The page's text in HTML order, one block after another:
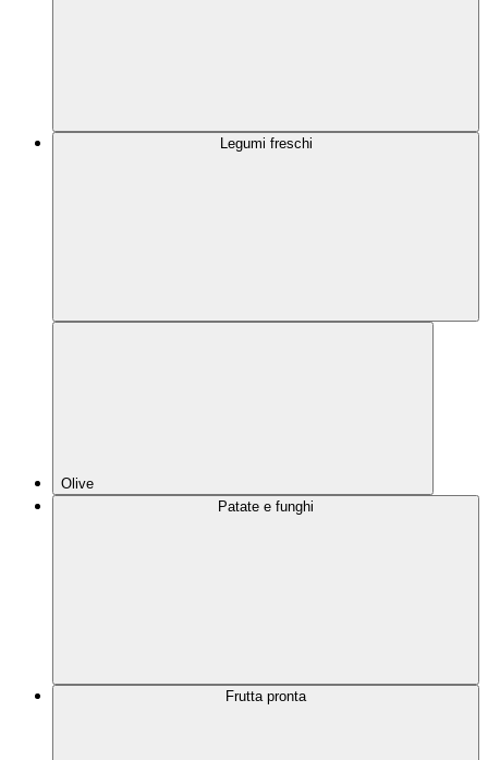
Legumi freschi
Olive
Patate e funghi
Frutta pronta